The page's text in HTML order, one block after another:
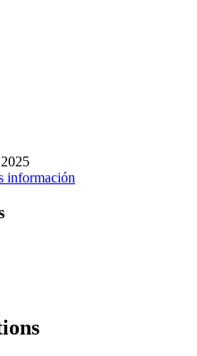
información